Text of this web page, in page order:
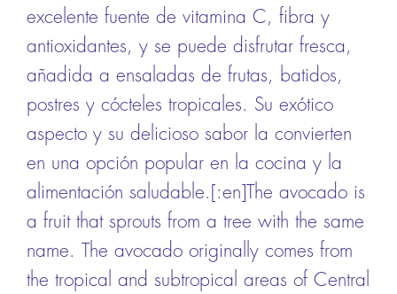
excelente fuente de vitamina C, fibra y
antioxidantes, y se puede disfrutar fresca,
añadida a ensaladas de frutas, batidos,
postres y cócteles tropicales. Su exótico
aspecto y su delicioso sabor la convierten
en una opción popular en la cocina y la
alimentación saludable.[:en]The avocado is
a fruit that sprouts from a tree with the same
name. The avocado originally comes from
the tropical and subtropical areas of Central